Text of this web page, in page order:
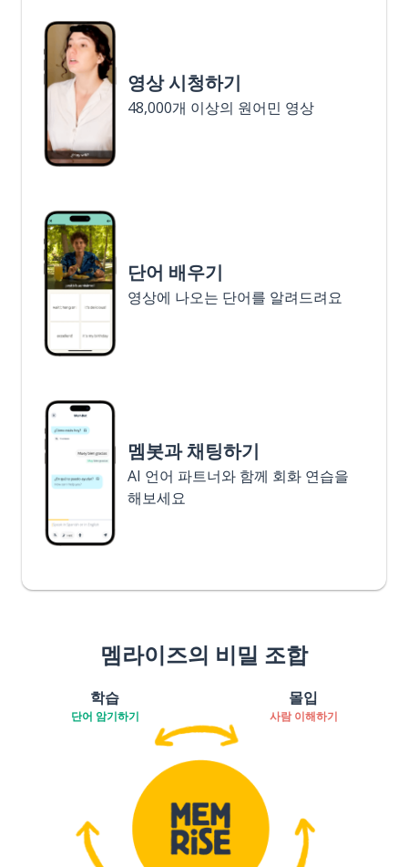
영상 시청하기
48,000개 이상의 원어민 영상
단어 배우기
영상에 나오는 단어를 알려드려요
멤봇과 채팅하기
AI 언어 파트너와 함께 회화 연습을
해보세요
멤라이즈의 비밀 조합
학습
단어 암기하기
몰입
사람 이해하기